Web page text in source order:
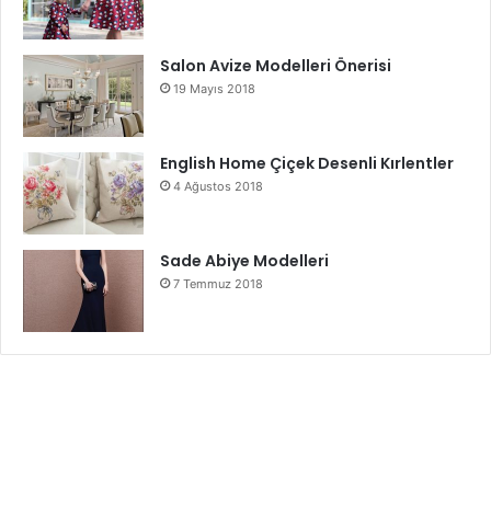
Salon Avize Modelleri Önerisi
19 Mayıs 2018
English Home Çiçek Desenli Kırlentler
4 Ağustos 2018
Sade Abiye Modelleri
7 Temmuz 2018